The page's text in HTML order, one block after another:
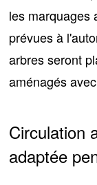
les marquages
prévues à
arbres seront
aménagés
Circulation
adaptée